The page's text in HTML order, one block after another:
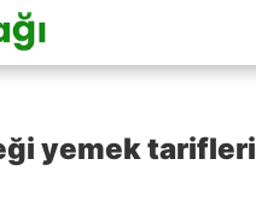
yemek tarifleri